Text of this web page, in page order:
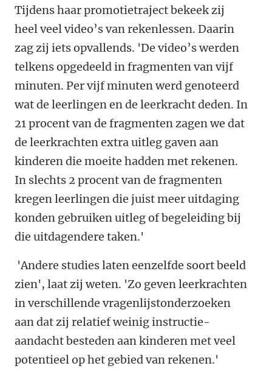
Tijdens haar promotietraject bekeek zij
heel veel video’s van rekenlessen. Daarin
zag zij iets opvallends. 'De video’s werden
telkens opgedeeld in fragmenten van vijf
minuten. Per vijf minuten werd genoteerd
wat de leerlingen en de leerkracht deden. In
21 procent van de fragmenten zagen we dat
de leerkrachten extra uitleg gaven aan
kinderen die moeite hadden met rekenen.
In slechts 2 procent van de fragmenten
kregen leerlingen die juist meer uitdaging
konden gebruiken uitleg of begeleiding bij
die uitdagendere taken.'
'Andere studies laten eenzelfde soort beeld
zien', laat zij weten. 'Zo geven leerkrachten
in verschillende vragenlijstonderzoeken
aan dat zij relatief weinig instructie-
aandacht besteden aan kinderen met veel
potentieel op het gebied van rekenen.'